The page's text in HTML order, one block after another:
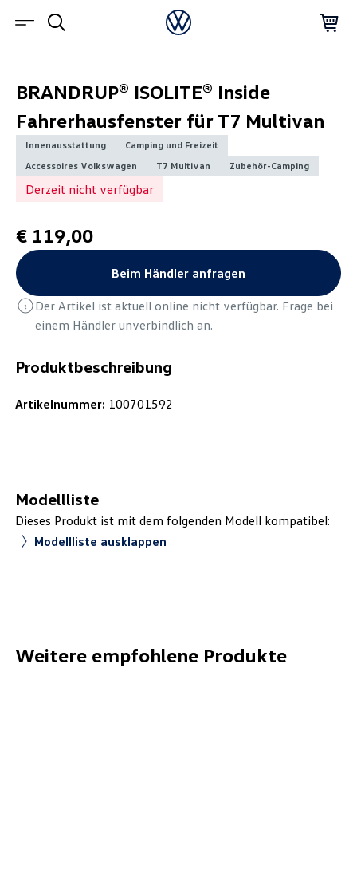
Produktbeschreibung
Artikelnummer: 100701592
Modellliste
Dieses Produkt ist mit dem folgenden Modell kompatibel:
Modellliste ausklappen
BRANDRUP® ISOLITE® Inside
Fahrerhausfenster für T7 Multivan
Innenausstattung
Camping und Freizeit
Accessoires Volkswagen
T7 Multivan Zubehör-Camping
Derzeit nicht verfügbar
€ 119,00
Beim Händler anfragen
Der Artikel ist aktuell online nicht verfügbar. Frage bei
einem Händler unverbindlich an.
Weitere empfohlene Produkte